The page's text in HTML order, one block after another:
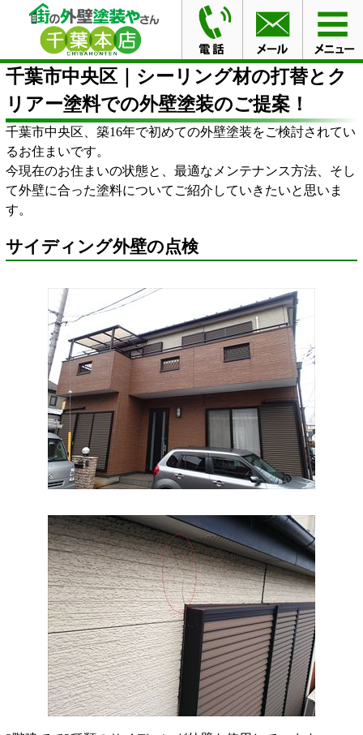
HOME ブログ
千葉市中央区｜シーリング材の打替とク
リアー塗料での外壁塗装のご提案！
千葉市中央区｜シーリング材の打替とク
リアー塗料での外壁塗装のご提案！
千葉市中央区、築16年で初めての外壁塗装をご検討されてい
るお住まいです。
今現在のお住まいの状態と、最適なメンテナンス方法、そし
て外壁に合った塗料についてご紹介していきたいと思いま
す。
サイディング外壁の点検